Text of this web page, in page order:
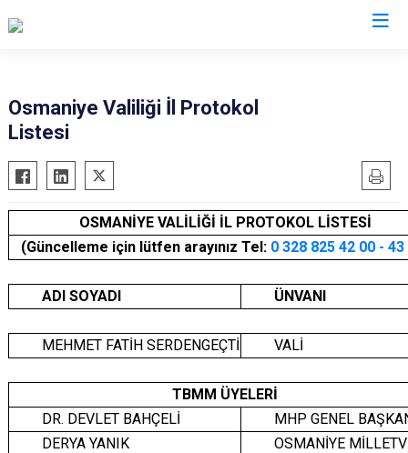
Osmaniye Valiliği İl Protokol
Listesi
OSMANİYE VALİLİĞİ İL PROTOKOL LİSTESİ
(Güncelleme için lütfen arayınız Tel: 0 328 825 42 00 - 43
ADI SOYADI ÜNVANI
MEHMET FATİH SERDENGEÇTİ VALİ
TBMM ÜYELERİ
DR. DEVLET BAHÇELİ
MHP GENEL
DERYA YANIK
OSMANİYE